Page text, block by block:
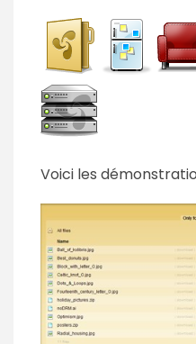
Voici les